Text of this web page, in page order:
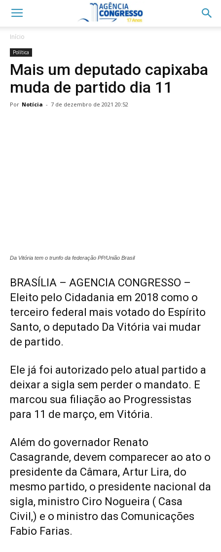
Início
Política
Mais um deputado capixaba
muda de partido dia 11
Por Notícia - 7 de dezembro de 2021 20:52
Da Vitória tem o trunfo da federação PP/União Brasil
BRASÍLIA – AGENCIA CONGRESSO –
Eleito pelo Cidadania em 2018 como o
terceiro federal mais votado do Espírito
Santo, o deputado Da Vitória vai mudar
de partido.
Ele já foi autorizado pelo atual partido a
deixar a sigla sem perder o mandato. E
marcou sua filiação ao Progressistas
para 11 de março, em Vitória.
Além do governador Renato
Casagrande, devem comparecer ao ato o
presidente da Câmara, Artur Lira, do
mesmo partido, o presidente nacional da
sigla, ministro Ciro Nogueira ( Casa
Civil,) e o ministro das Comunicações
Fabio Farias.